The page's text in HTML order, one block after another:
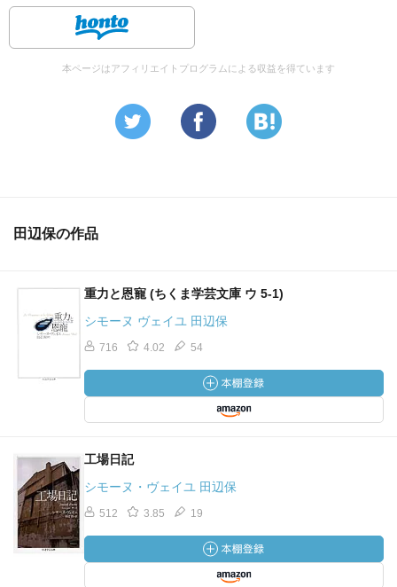
本ページはアフィリエイトプログラムによる収益を得ています
田辺保の作品
重力と恩寵 (ちくま学芸文庫 ウ 5-1)
シモーヌ ヴェイユ 田辺保
716 4.02 54
工場日記
シモーヌ・ヴェイユ 田辺保
512 3.85 19